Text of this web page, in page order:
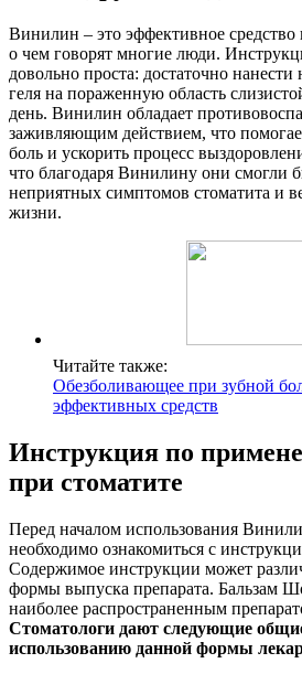
Винилин – это эффективное средство
о чем говорят многие люди.
довольно проста: достаточно
геля на пораженную область
день. Винилин обладает
заживляющим действием, что
боль и ускорить процесс
что благодаря Винилину они смогли
неприятных симптомов стоматита и
жизни.
Читайте также:
Обезболивающее при зубной
эффективных средств
Инструкция по
при стоматите
Перед началом использования
необходимо ознакомиться с
Содержимое инструкции может
формы выпуска препарата. Бальзам
наиболее распространенным
Стоматологи дают следующие
использованию данной формы